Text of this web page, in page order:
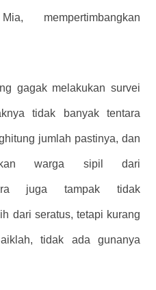
mempertimbangkan
gagak melakukan survei
tidak banyak tentara
jumlah pastinya, dan
warga sipil dari
juga tampak tidak
dari seratus, tetapi kurang
tidak ada gunanya